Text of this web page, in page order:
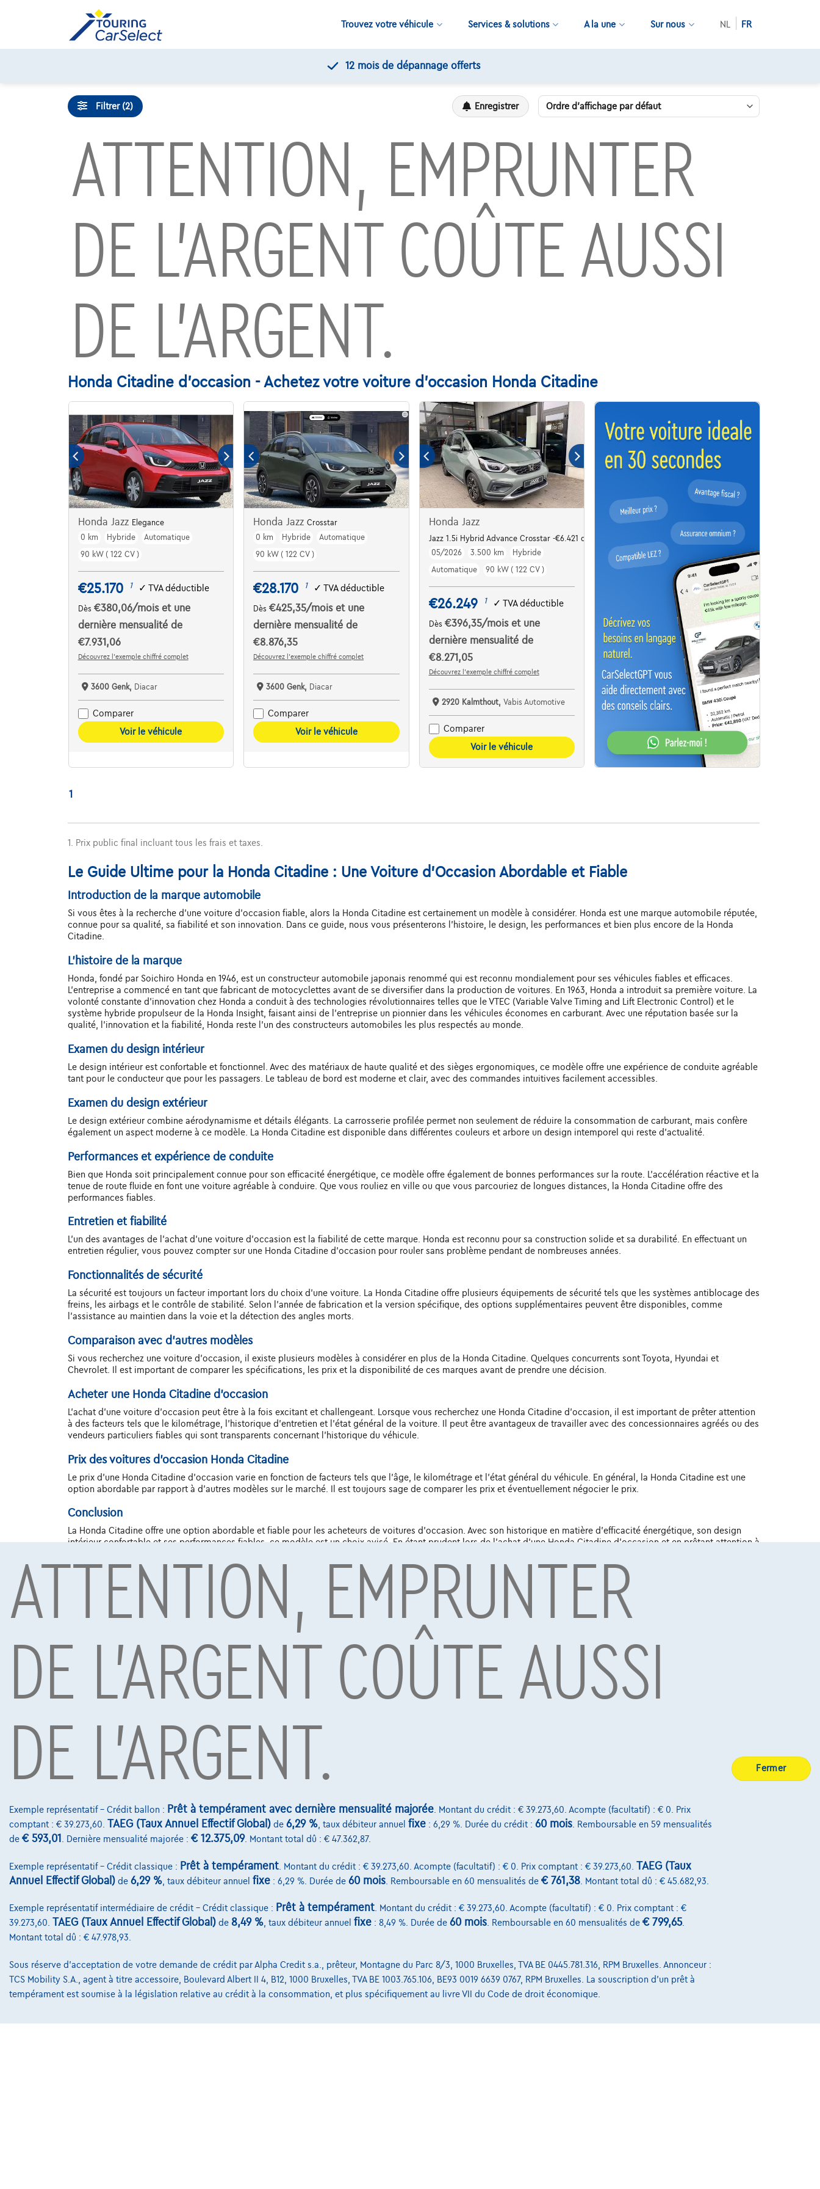
Trouvez votre véhicule Services & solutions A la une Sur nous NL FR
12 mois de dépannage offerts
Filtrer (2) Enregistrer
Honda Citadine d'occasion - Achetez votre voiture d'occasion Honda Citadine
ATTENTION, EMPRUNTER
DE L’ARGENT COÛTE AUSSI
DE L’ARGENT.
Honda Jazz Elegance
0 km
Hybride
Automatique
90 kW ( 122 CV )
€25.170 1 ✓ TVA déductible
Dès €380,06/mois et une
dernière mensualité de
€7.931,06
Découvrez l’exemple chiffré complet
3600 Genk, Diacar
Comparer
Voir le véhicule
Honda JazzCrosstar
0 km
Hybride
Automatique
90 kW ( 122 CV )
€28.170 1 ✓TVA déductible
Dès€425,35/moiset une
dernière mensualité de
€8.876,35
Découvrez l’exemple chiffré complet
3600 Genk, Diacar
Comparer
Voir le véhicule
Honda Jazz
Jazz 1.5i Hybrid Advance Crosstar -€6.421 directiewagen!!
05/2026
3.500 km
Hybride
Automatique
90 kW ( 122 CV )
€26.249 1 ✓ TVA déductible
Dès €396,35/mois et une
dernière mensualité de
€8.271,05
Découvrez l’exemple chiffré complet
2920 Kalmthout, Vabis Automotive
Comparer
Voir le véhicule
1
1. Prix public final incluant tous les frais et taxes.
Le Guide Ultime pour la Honda Citadine : Une Voiture d'Occasion Abordable et Fiable
Introduction de la marque automobile
Si vous êtes à la recherche d'une voiture d'occasion fiable, alors la Honda Citadine est certainement un modèle à considérer. Honda est une marque automobile réputée,
connue pour sa qualité, sa fiabilité et son innovation. Dans ce guide, nous vous présenterons l'histoire, le design, les performances et bien plus encore de la Honda
Citadine.
L'histoire de la marque
Honda, fondé par Soichiro Honda en 1946, est un constructeur automobile japonais renommé qui est reconnu mondialement pour ses véhicules fiables et efficaces.
L'entreprise a commencé en tant que fabricant de motocyclettes avant de se diversifier dans la production de voitures. En 1963, Honda a introduit sa première voiture. La
volonté constante d'innovation chez Honda a conduit à des technologies révolutionnaires telles que le VTEC (Variable Valve Timing and Lift Electronic Control) et le
système hybride propulseur de la Honda Insight, faisant ainsi de l'entreprise un pionnier dans les véhicules économes en carburant. Avec une réputation basée sur la
qualité, l'innovation et la fiabilité, Honda reste l'un des constructeurs automobiles les plus respectés au monde.
Examen du design intérieur
Le design intérieur est confortable et fonctionnel. Avec des matériaux de haute qualité et des sièges ergonomiques, ce modèle offre une expérience de conduite agréable
tant pour le conducteur que pour les passagers. Le tableau de bord est moderne et clair, avec des commandes intuitives facilement accessibles.
Examen du design extérieur
Le design extérieur combine aérodynamisme et détails élégants. La carrosserie profilée permet non seulement de réduire la consommation de carburant, mais confère
également un aspect moderne à ce modèle. La Honda Citadine est disponible dans différentes couleurs et arbore un design intemporel qui reste d'actualité.
Performances et expérience de conduite
Bien que Honda soit principalement connue pour son efficacité énergétique, ce modèle offre également de bonnes performances sur la route. L'accélération réactive et la
tenue de route fluide en font une voiture agréable à conduire. Que vous rouliez en ville ou que vous parcouriez de longues distances, la Honda Citadine offre des
performances fiables.
Entretien et fiabilité
L'un des avantages de l'achat d'une voiture d'occasion est la fiabilité de cette marque. Honda est reconnu pour sa construction solide et sa durabilité. En effectuant un
entretien régulier, vous pouvez compter sur une Honda Citadine d'occasion pour rouler sans problème pendant de nombreuses années.
Fonctionnalités de sécurité
La sécurité est toujours un facteur important lors du choix d'une voiture. La Honda Citadine offre plusieurs équipements de sécurité tels que les systèmes antiblocage des
freins, les airbags et le contrôle de stabilité. Selon l'année de fabrication et la version spécifique, des options supplémentaires peuvent être disponibles, comme
l'assistance au maintien dans la voie et la détection des angles morts.
Comparaison avec d'autres modèles
Si vous recherchez une voiture d'occasion, il existe plusieurs modèles à considérer en plus de la Honda Citadine. Quelques concurrents sont Toyota, Hyundai et
Chevrolet. Il est important de comparer les spécifications, les prix et la disponibilité de ces marques avant de prendre une décision.
Acheter une Honda Citadine d'occasion
L'achat d'une voiture d'occasion peut être à la fois excitant et challengeant. Lorsque vous recherchez une Honda Citadine d'occasion, il est important de prêter attention
à des facteurs tels que le kilométrage, l'historique d'entretien et l'état général de la voiture. Il peut être avantageux de travailler avec des concessionnaires agréés ou des
vendeurs particuliers fiables qui sont transparents concernant l'historique du véhicule.
Prix des voitures d'occasion Honda Citadine
Le prix d'une Honda Citadine d'occasion varie en fonction de facteurs tels que l'âge, le kilométrage et l'état général du véhicule. En général, la Honda Citadine est une
option abordable par rapport à d'autres modèles sur le marché. Il est toujours sage de comparer les prix et éventuellement négocier le prix.
Conclusion
La Honda Citadine offre une option abordable et fiable pour les acheteurs de voitures d'occasion. Avec son historique en matière d'efficacité énergétique, son design
intérieur confortable et ses performances fiables, ce modèle est un choix avisé. En étant prudent lors de l'achat d'une Honda Citadine d'occasion et en prêtant attention à
voiture respectueuse de l'environnement.
Sous réserve d’acceptation de votre demande de crédit par Alpha Credit s.a., prêteur, Montagne du Parc 8/3, 1000 Bruxelles, TVA BE 0445.781.316, RPM Bruxelles. Adverteerder: TCS
Mobility S.A., agent in bijkomstige hoedanigheid, Boulevard Albert II 4, B12, 1000 Brussel, BTW BE 1003.765.106, BE93 0019 6639 0767, RPM Brussel.
Voitures les plus populaires Découvrez toute la gamme Honda
Honda Jazz
0 km
€25.170 1
mensualité de€7.931,06
Exemple chiffré complet
Honda HR-V
5 km
€36.499 1
mensualité de€11.500,82
Exemple chiffré complet
5 km
€33.810
mensualité de€10.653,52
Exemple chiffré complet
0 km
€35.090
mensualité de€11.056,84
Exemple chiffré complet
ATTENTION, EMPRUNTER
DE L'ARGENT COÛTE AUSSI
DE L'ARGENT.
Exemple représentatif – Crédit ballon : Prêt à tempérament avec dernière mensualité majorée . Montant du crédit : € 39.273,60. Acompte (facultatif) : € 0. Prix
comptant : € 39.273,60. TAEG (Taux Annuel Effectif Global) de 6,29 % , taux débiteur annuel fixe : 6,29 %. Durée du crédit : 60 mois . Remboursable en 59 mensualités
de € 593,01 . Dernière mensualité majorée : € 12.375,09. Montant total dû : € 47.362,87.
Exemple représentatif – Crédit classique : Prêt à tempérament . Montant du crédit : € 39.273,60. Acompte (facultatif) : € 0. Prix comptant : € 39.273,60. TAEG (Taux
Annuel Effectif Global) de 6,29 % , taux débiteur annuel fixe : 6,29 %. Durée de 60 mois . Remboursable en 60 mensualités de € 761,38 . Montant total dû : € 45.682,93.
Exemple représentatif intermédiaire de crédit – Crédit classique : Prêt à tempérament. Montant du crédit : € 39.273,60. Acompte (facultatif) : € 0. Prix comptant : €
39.273,60.
TAEG (Taux Annuel Effectif Global) de 8,49 %, taux débiteur annuel fixe : 8,49 %. Durée de 60 mois. Remboursable en 60 mensualités de € 799,65.
Montant total dû : € 47.978,93.
Sous réserve d'acceptation de votre demande de crédit par Alpha Credit s.a., prêteur, Montagne du Parc 8/3, 1000 Bruxelles, TVA BE 0445.781.316, RPM Bruxelles. Annonceur :
TCS Mobility S.A., agent à titre accessoire, Boulevard Albert II 4, B12, 1000 Bruxelles, TVA BE 1003.765.106, BE93 0019 6639 0767, RPM Bruxelles. La souscription d'un prêt à
tempérament est soumise à la législation relative au crédit à la consommation, et plus spécifiquement au livre VII du Code de droit économique.
Fermer
Contact
Avenue Roi Albert II 4, B12
Services & Solutions Sur Nous